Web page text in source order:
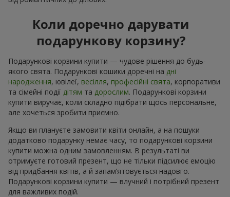
Коли доречно дарувати
подарункову корзину?
Подарункові корзини купити — чудове рішення до будь-
якого свята. Подарункові кошики доречні на дні
народження, ювілеї, весілля, професійні свята, корпоративи
та сімейні події дітям та дорослим. Подарункові корзини
купити виручає, коли складно підібрати щось персональне,
але хочеться зробити приємно.
Якщо ви плануєте замовити квіти онлайн, а на пошуки
додатково подарунку немає часу, то подарункові корзини
купити можна одним замовленням. В результаті ви
отримуєте готовий презент, що не тільки підсилює емоцію
від придбання квітів, а й запам’ятовується надовго.
Подарункові корзини купити — влучний і потрібний презент
для важливих подій.